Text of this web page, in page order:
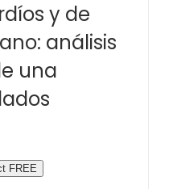
y de
análisis
una
FREE